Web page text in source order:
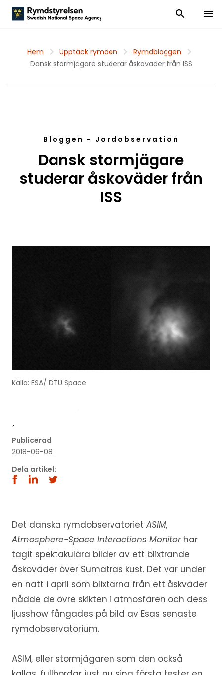
Visa och dölj
Visa
Hem Upptäck rymden
Rymdbloggen
Dansk stormjägare studerar åskoväder från ISS
Bloggen - Jordobservation
Dansk stormjägare
studerar åskoväder från
ISS
Källa: ESA/ DTU Space
´
Publicerad
2018-06-08
Dela artikel:
Det danska rymdobservatoriet ASIM,
Atmosphere-Space Interactions Monitorhar
tagit spektakulära bilder av ett blixtrande
åskoväder över Sumatras kust. Det var under
en natt i april som blixtarna från ett åskväder
nådde de övre skikten i atmosfären och dess
ljusshow fångades på bild av Esas senaste
rymdobservatorium.
ASIM, eller stormjägaren som den också